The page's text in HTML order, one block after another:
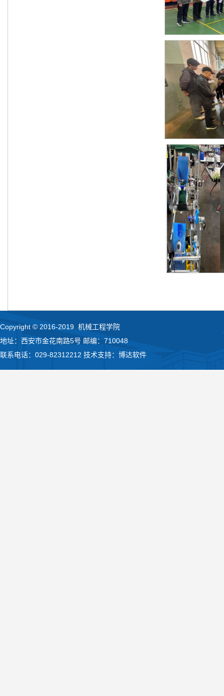
Copyright © 2016-2019 机械工程学院
地址：西安市金花南路5号 邮编：710048
联系电话：029-82312212 技术支持：博达软件